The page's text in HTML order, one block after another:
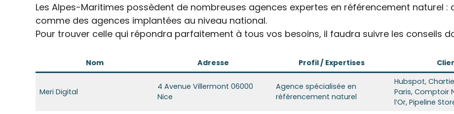
Les Alpes-Maritimes possèdent de nombreuses agences expertes en référencement naturel :
comme des agences implantées au niveau national.
Pour trouver celle qui répondra parfaitement à tous vos besoins, il faudra suivre les conseils
Nom Adresse Profil / Expertises
Meri Digital
4 Avenue Villermont 06000
Nice
Agence spécialisée en
référencement naturel
Hubspot,
Paris, Comptoir
l’Or, Pipeline